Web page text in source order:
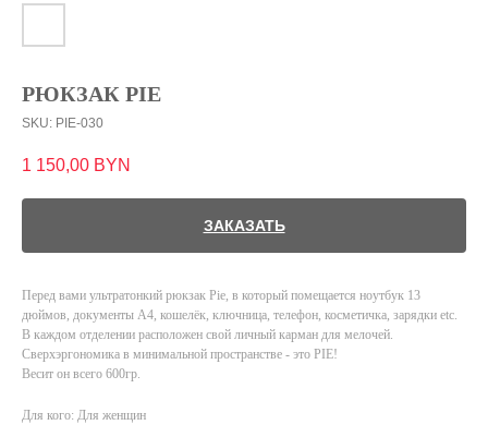
РЮКЗАК PIE
SKU: PIE-030
1 150,00 BYN
ЗАКАЗАТЬ
Перед вами ультратонкий рюкзак Pie, в который помещается ноутбук 13
дюймов, документы А4, кошелёк, ключница, телефон, косметичка, зарядки etc.
В каждом отделении расположен свой личный карман для мелочей.
Сверхэргономика в минимальной пространстве - это PIE!
Весит он всего 600гр.
Для кого: Для женщин